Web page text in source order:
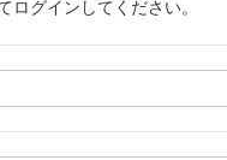
ログインしてください。